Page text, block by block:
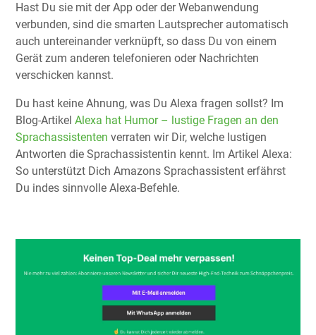
Hast Du sie mit der App oder der Webanwendung
verbunden, sind die smarten Lautsprecher automatisch
auch untereinander verknüpft, so dass Du von einem
Gerät zum anderen telefonieren oder Nachrichten
verschicken kannst.
Du hast keine Ahnung, was Du Alexa fragen sollst? Im
Blog-Artikel Alexa hat Humor – lustige Fragen an den
Sprachassistenten verraten wir Dir, welche lustigen
Antworten die Sprachassistentin kennt. Im Artikel Alexa:
So unterstützt Dich Amazons Sprachassistent erfährst
Du indes sinnvolle Alexa-Befehle.